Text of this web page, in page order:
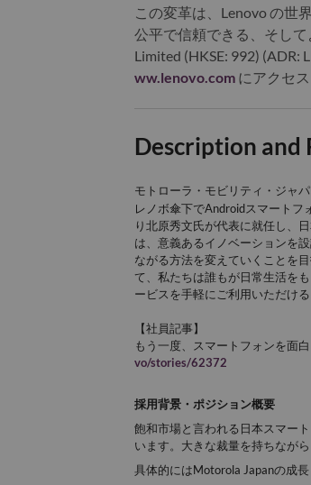
この変革は、Lenovo の世
公平で信頼できる、そし
Limited (HKSE: 992) (ADR:
ww.lenovo.comにアクセス
Description and
モトローラ・モビリティ・ジャ
レノボ傘下でAndroidスマート
り北原秀文氏が代表に就任し、
は、意義あるイノベーションを
ながる方法を変えていくことを
て、私たちは誰もが日常生活を
ービスを手軽にご利用いただける
【社員記事】
もう一度、スマートフォンを面
vo/stories/62372
採用背景・ ポジション概要
飽和市場と言われる日本スマー
います。大きな裁量を持ちなが
具体的にはMotorola Japanの成